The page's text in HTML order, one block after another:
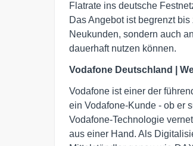
Flatrate ins deutsche
Das Angebot ist begrenzt
Neukunden, sondern auch
dauerhaft nutzen können.
Vodafone Deutschland |
Vodafone ist einer der
ein Vodafone-Kunde - ob er
Vodafone-Technologie
aus einer Hand. Als